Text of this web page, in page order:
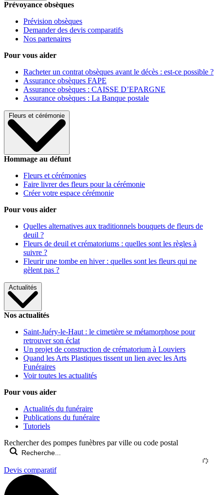
Prévoyance obsèques
Prévision obsèques
Demander des devis comparatifs
Nos partenaires
Pour vous aider
Racheter un contrat obsèques avant le décès : est-ce possible ?
Assurance obsèques FAPE
Assurance obsèques : CAISSE D’EPARGNE
Assurance obsèques : La Banque postale
Fleurs et cérémonie
Hommage au défunt
Fleurs et cérémonies
Faire livrer des fleurs pour la cérémonie
Créer votre espace cérémonie
Pour vous aider
Quelles alternatives aux traditionnels bouquets de fleurs de
deuil ?
Fleurs de deuil et crématoriums : quelles sont les règles à
suivre ?
Fleurir une tombe en hiver : quelles sont les fleurs qui ne
gèlent pas ?
Actualités
Nos actualités
Saint-Juéry-le-Haut : le cimetière se métamorphose pour
retrouver son éclat
Un projet de construction de crématorium à Louviers
Quand les Arts Plastiques tissent un lien avec les Arts
Funéraires
Voir toutes les actualités
Pour vous aider
Actualités du funéraire
Publications du funéraire
Tutoriels
Rechercher des pompes funèbres par ville ou code postal
Devis comparatif